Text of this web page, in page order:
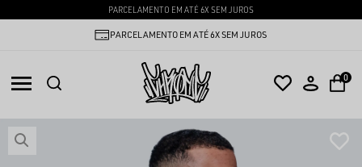
PARCELAMENTO EM ATÉ 6X SEM JUROS
PARCELAMENTO EM ATÉ 6X SEM JUROS
0